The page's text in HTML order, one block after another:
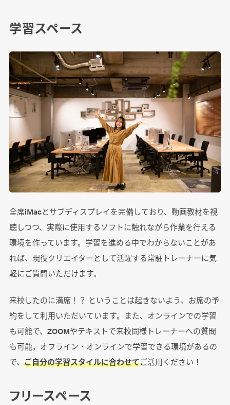
学習スペース
全席iMacとサブディスプレイを完備しており、動画教材を視
聴しつつ、実際に使用するソフトに触れながら作業を行える
環境を作っています。学習を進める中でわからないことがあ
れば、現役クリエイターとして活躍する常駐トレーナーに気
軽にご質問いただけます。
来校したのに満席！？ ということは起きないよう、お席の予
約をして利用いただいています。また、オンラインでの学習
も可能で、ZOOMやテキストで来校同様トレーナーへの質問
も可能。オフライン・オンラインで学習できる環境があるの
で、 ご自分の学習スタイルに合わせてご活用ください！
フリースペース